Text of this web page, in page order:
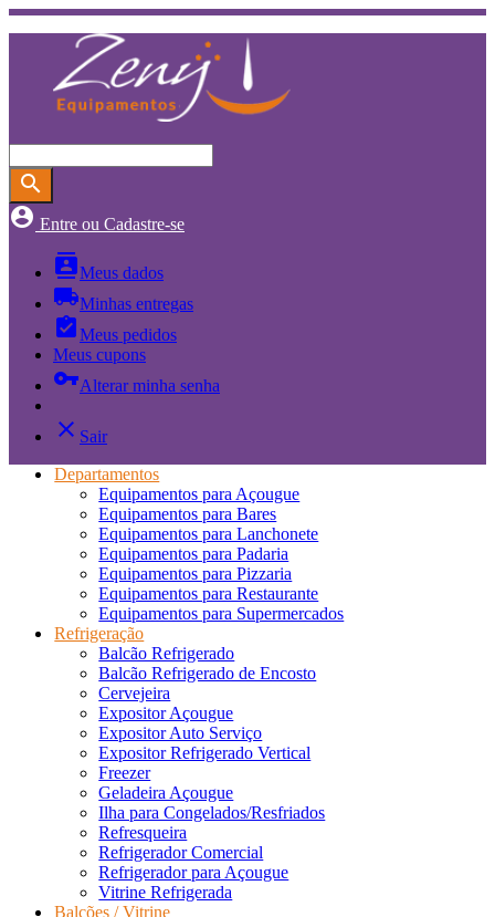
search
account_circle Entre ou Cadastre-se
contactsMeus dados
local_shippingMinhas entregas
assignment_turned_inMeus pedidos
Meus cupons
vpn_keyAlterar minha senha
close Sair
Departamentos
Equipamentos para Açougue
Equipamentos para Bares
Equipamentos para Lanchonete
Equipamentos para Padaria
Equipamentos para Pizzaria
Equipamentos para Restaurante
Equipamentos para Supermercados
Refrigeração
Balcão Refrigerado
Balcão Refrigerado de Encosto
Cervejeira
Expositor Açougue
Expositor Auto Serviço
Expositor Refrigerado Vertical
Freezer
Geladeira Açougue
Ilha para Congelados/Resfriados
Refresqueira
Refrigerador Comercial
Refrigerador para Açougue
Vitrine Refrigerada
Balcões / Vitrine